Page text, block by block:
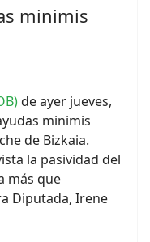
minimis
de ayer jueves,
minimis
de Bizkaia.
la pasividad del
más que
Diputada, Irene